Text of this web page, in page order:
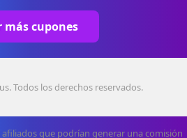
más cupones
Todos los derechos reservados.
afiliados que podrían generar una comisión